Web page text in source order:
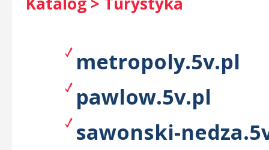
metropoly.5v.pl
pawlow.5v.pl
sawonski-